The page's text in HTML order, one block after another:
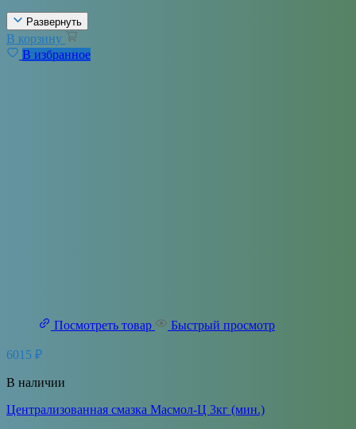
Развернуть
В корзину
В избранное
Посмотреть товар Быстрый просмотр
6015 ₽
В наличии
Централизованная смазка Масмол-Ц 3кг (мин.)